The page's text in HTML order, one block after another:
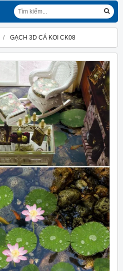
GẠCH 3D CÁ KOI CK08